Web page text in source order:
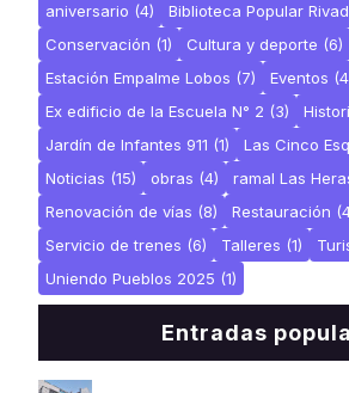
aniversario (4) Biblioteca Popular
Conservación (1) Cultura y deporte (6)
Estación Empalme Lobos (7) Eventos
Ex edificio de la Escuela N° 2 (3)
Jardín de Infantes 911 (1) Las Cinco
Noticias (15) obras (4) ramal Las
Renovación de vías (8) Restauración
Servicio de trenes (6) Talleres (1)
Uniendo Pueblos 2025 (1)
Entradas